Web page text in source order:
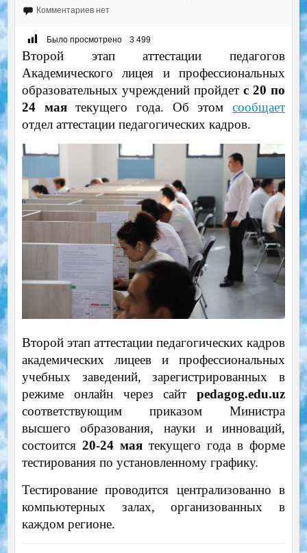
Комментариев нет
Было просмотрено 3 499
Второй этап аттестации педагогов
Академического лицея и профессиональных
образовательных учреждений пройдетс 20 по
24 маятекущего года. Об этомсообщает
отдел аттестации педагогических кадров.
Второй этап аттестации педагогических кадров
академических лицеев и профессиональных
учебных заведений, зарегистрированных в
режиме онлайн через сайтpedagog.edu.uz
соответствующим приказом Министра
высшего образования, науки и инноваций,
состоится 20-24 маятекущего года в форме
тестирования по установленному графику.
Тестирование проводится централизованно в
компьютерных залах, организованных в
каждом регионе.